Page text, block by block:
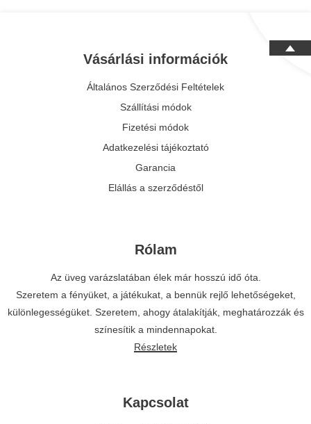
Vásárlási információk
Általános Szerződési Feltételek
Szállítási módok
Fizetési módok
Adatkezelési tájékoztató
Garancia
Elállás a szerződéstől
Rólam
Az üveg varázslatában élek már hosszú idő óta.
Szeretem a fényüket, a játékukat, a bennük rejlő lehetőségeket,
különlegességüket. Szeretem, ahogy átalakítják, meghatározzák és
színesítik a mindennapokat.
Részletek
Kapcsolat